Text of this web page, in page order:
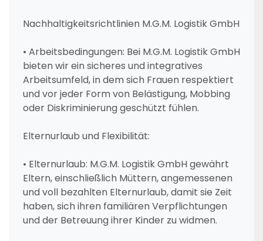
Nachhaltigkeitsrichtlinien M.G.M. Logistik GmbH
• Arbeitsbedingungen: Bei M.G.M. Logistik GmbH
bieten wir ein sicheres und integratives
Arbeitsumfeld, in dem sich Frauen respektiert
und vor jeder Form von Belästigung, Mobbing
oder Diskriminierung geschützt fühlen.
Elternurlaub und Flexibilität:
• Elternurlaub: M.G.M. Logistik GmbH gewährt
Eltern, einschließlich Müttern, angemessenen
und voll bezahlten Elternurlaub, damit sie Zeit
haben, sich ihren familiären Verpflichtungen
und der Betreuung ihrer Kinder zu widmen.